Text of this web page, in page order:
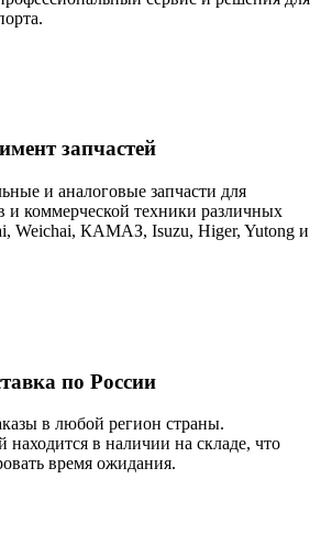
запчастей
и аналоговые запчасти для
и коммерческой техники различных
Weichai, КАМАЗ, Isuzu, Higer, Yutong и
по России
в любой регион страны.
в наличии на складе, что
время ожидания.